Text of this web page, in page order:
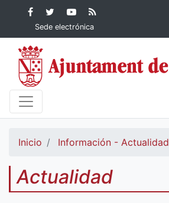
Contenido principalFacebook
Ayuntamiento de
Dénia
Ayuntamiento
de Dénia
YouTube
Ayuntamiento
de Dénia
Ayuntamiento
Sede electrónica
Inicio Información - Actualidad
Actualidad